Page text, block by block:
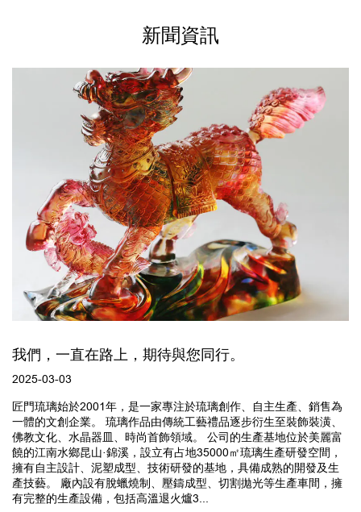
新聞資訊
我們，一直在路上，期待與您同行。
2025-03-03
匠門琉璃始於2001年，是一家專注於琉璃創作、自主生產、銷售為
一體的文創企業。 琉璃作品由傳統工藝禮品逐步衍生至裝飾裝潢、
佛教文化、水晶器皿、時尚首飾領域。 公司的生產基地位於美麗富
饒的江南水鄉昆山·錦溪，設立有占地35000㎡琉璃生產研發空間，
擁有自主設計、泥塑成型、技術研發的基地，具備成熟的開發及生
產技藝。 廠內設有脫蠟燒制、壓鑄成型、切割拋光等生產車間，擁
有完整的生產設備，包括高溫退火爐3...